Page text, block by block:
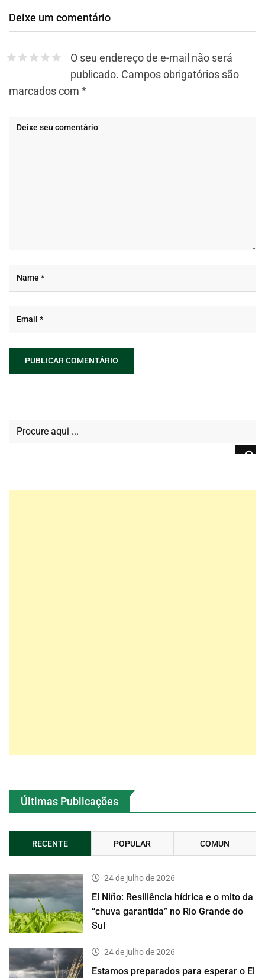
Deixe um comentário
O seu endereço de e-mail não será
publicado. Campos obrigatórios são
marcados com *
Últimas Publicações
RECENTE POPULAR COMUN
24 de julho de 2026
El Niño: Resiliência hídrica e o mito da
“chuva garantida” no Rio Grande do
Sul
24 de julho de 2026
Estamos preparados para esperar o El